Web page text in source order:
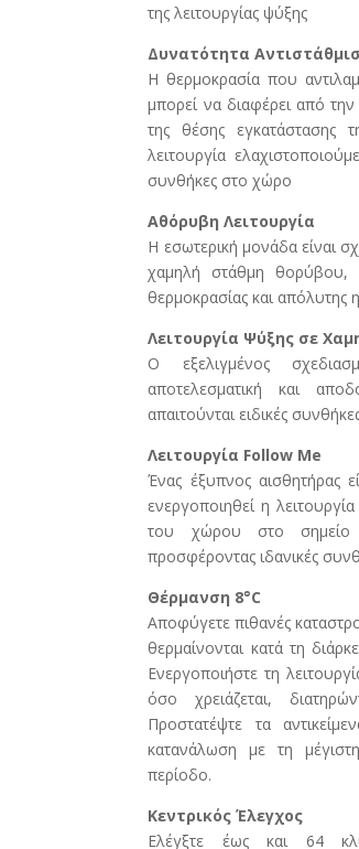
της λειτουργίας ψύξης
Δυνατότητα
H θερμοκρασία που
μπορεί να διαφέρει από
της θέσης
λειτουργία
συνθήκες στο χώρο
Αθόρυβη Λειτουργία
Η εσωτερική μονάδα είναι
χαμηλή στάθμη θορύβου,
θερμοκρασίας και απόλυτης
Λειτουργία Ψύξης σε
Ο εξελιγμένος
αποτελεσματική και
απαιτούνται ειδικές
Λειτουργία Follow Me
Ένας έξυπνος αισθητήρας
ενεργοποιηθεί η
του χώρου στο σημείο
προσφέροντας ιδανικές
Θέρμανση 8°C
Αποφύγετε πιθανές
θερμαίνονται κατά τη
Ενεργοποιήστε τη
όσο χρειάζεται,
Προστατέψτε τα
κατανάλωση με τη
περίοδο.
Κεντρικός Έλεγχος
Ελέγξτε έως και 64